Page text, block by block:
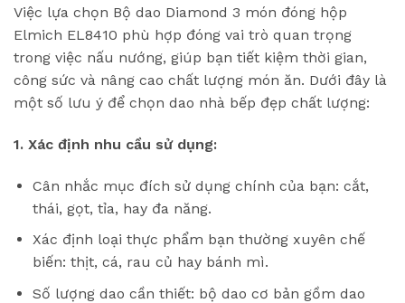
Việc lựa chọn Bộ dao Diamond 3 món đóng hộp
Elmich EL8410 phù hợp đóng vai trò quan trọng
trong việc nấu nướng, giúp bạn tiết kiệm thời gian,
công sức và nâng cao chất lượng món ăn. Dưới đây là
một số lưu ý để chọn dao nhà bếp đẹp chất lượng:
1. Xác định nhu cầu sử dụng:
Cân nhắc mục đích sử dụng chính của bạn: cắt,
thái, gọt, tỉa, hay đa năng.
Xác định loại thực phẩm bạn thường xuyên chế
biến: thịt, cá, rau củ hay bánh mì.
Số lượng dao cần thiết: bộ dao cơ bản gồm dao